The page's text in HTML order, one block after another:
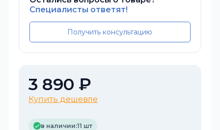
Специалисты ответят!
Получить консультацию
3 890 ₽
Купить дешевле
в наличии:11 шт